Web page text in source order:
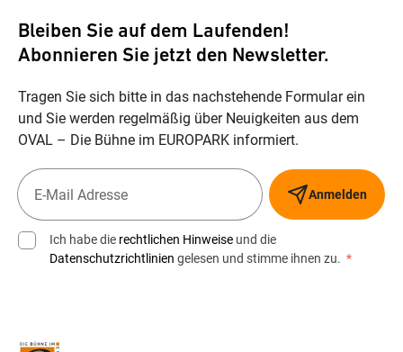
Bleiben Sie auf dem Laufenden!
Abonnieren Sie jetzt den Newsletter.
Tragen Sie sich bitte in das nachstehende Formular ein
und Sie werden regelmäßig über Neuigkeiten aus dem
OVAL – Die Bühne im EUROPARK informiert.
Anmelden
Ich habe die rechtlichen Hinweise und die
Datenschutzrichtlinien gelesen und stimme ihnen zu. *